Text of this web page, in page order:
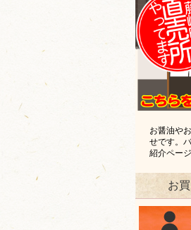
お醤油や
せです。
紹介ペー
お